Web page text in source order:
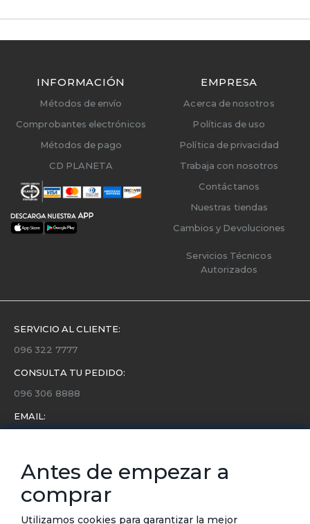
INFORMACIÓN
Métodos de envío
Comprobantes electrónicos
Métodos de pago
CD PLANETA
EMPRESA
Acerca de nosotros
Políticas de uso
Política de privacidad
Trabaja con nosotros
Contáctanos
Nuestras tiendas
Cambios y Devoluciones
Servicios Técnicos
Autorizados
SERVICIO AL CLIENTE:
096 322 7777
CONSULTA TU PEDIDO:
096 306 8888
EMAIL:
Conoce toda la información sobre últimas colecciones,
eventos y ofertas.
Subscríbete a nuestro newsletter
Antes de empezar a
comprar
Utilizamos cookies para garantizar la mejor